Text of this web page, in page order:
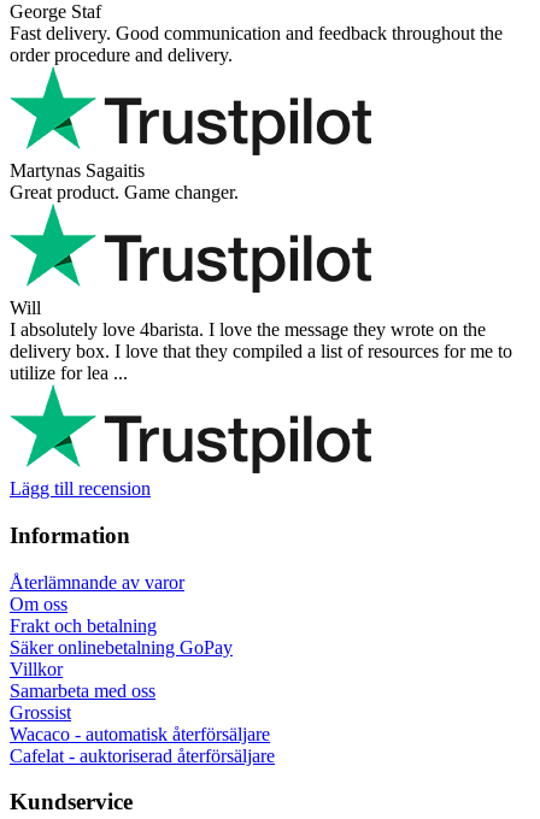
George Staf
Fast delivery. Good communication and feedback throughout the
order procedure and delivery.
Martynas Sagaitis
Great product. Game changer.
Will
I absolutely love 4barista. I love the message they wrote on the
delivery box. I love that they compiled a list of resources for me to
utilize for lea ...
Lägg till recension
Information
Återlämnande av varor
Om oss
Frakt och betalning
Säker onlinebetalning GoPay
Villkor
Samarbeta med oss
Grossist
Wacaco - automatisk återförsäljare
Cafelat - auktoriserad återförsäljare
Kundservice